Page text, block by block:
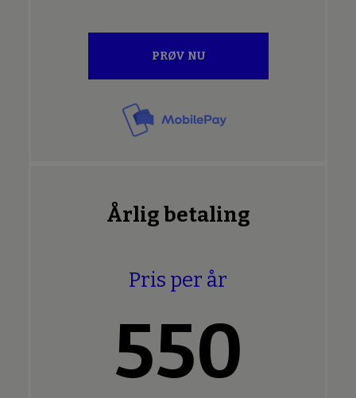
PRØV NU
Årlig betaling
Pris per år
550